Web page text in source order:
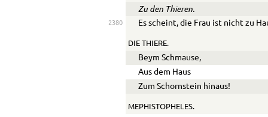
Zu den Thieren.
2380 Es scheint, die Frau ist nicht zu
DIE THIERE.
Beym Schmause,
Aus dem Haus
Zum Schornstein hinaus!
MEPHISTOPHELES.